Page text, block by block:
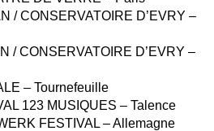
/ CONSERVATOIRE D’EVRY –
/ CONSERVATOIRE D’EVRY –
– Tournefeuille
123 MUSIQUES – Talence
FESTIVAL – Allemagne